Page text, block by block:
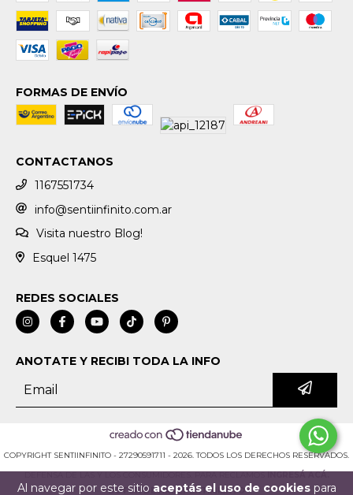
Al navegar por este sitio aceptás el uso de cookiespara
FORMAS DE ENVÍO
CONTACTANOS
1167551734
info@sentiinfinito.com.ar
Visita nuestro Blog!
Esquel 1475
REDES SOCIALES
ANOTATE Y RECIBI TODA LA INFO
COPYRIGHT SENTIINFINITO - 27290591711 - 2026. TODOS LOS DERECHOS RESERVADOS.
BOTÓN DE ARREPENTIMIENTO